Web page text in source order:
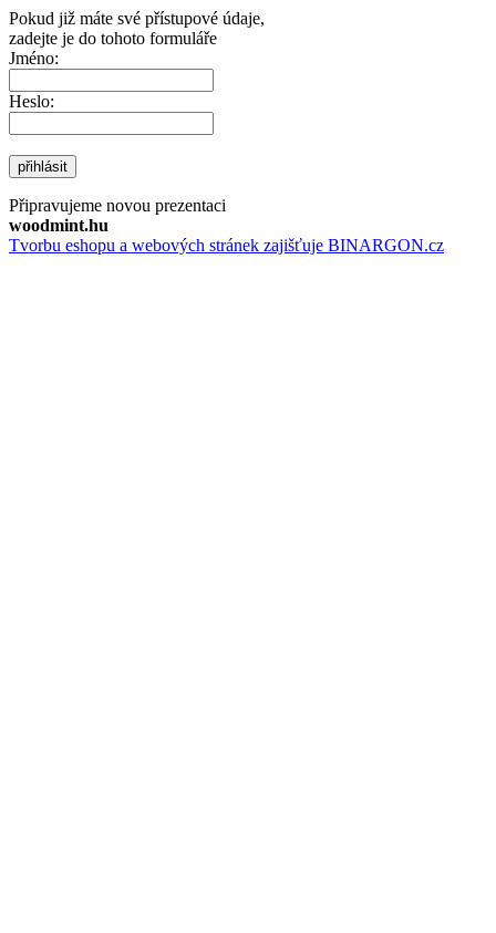
Pokud již máte své přístupové údaje,
zadejte je do tohoto formuláře
Jméno:
Heslo:
přihlásit
Připravujeme novou prezentaci
woodmint.hu
Tvorbu eshopu a webových stránek zajišťuje BINARGON.cz